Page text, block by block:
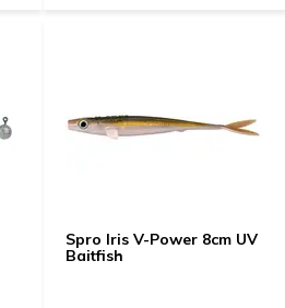
Spro Iris V-Power 8cm UV
Baitfish